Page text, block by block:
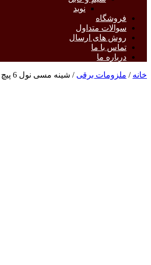
نوید
فروشگاه
سوالات متداول
روش های ارسال
تماس با ما
درباره ما
خانه / ملزومات برقی / شینه مسی نول 6 پیچ